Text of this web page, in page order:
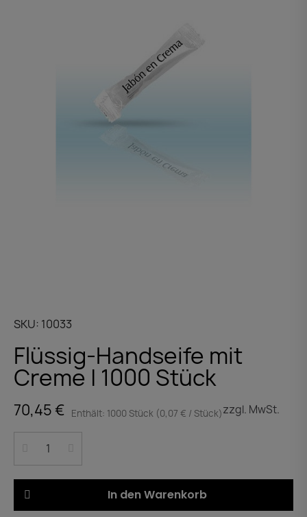
SKU 10033
Flüssig-Handseife mit
Creme | 1000 Stück
70,45 € Enthält: 1000 Stück (0,07 € / Stück)zzgl. MwSt.
In den Warenkorb